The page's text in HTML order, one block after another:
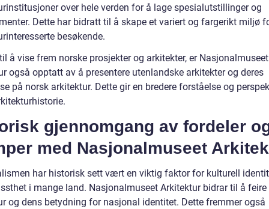
over hele verden for å lage spesialutstillinger og
Dette har bidratt til å skape et variert og fargerikt miljø
besøkende.
å vise frem norske prosjekter og arkitekter, er Nasjonalmuseet
også opptatt av å presentere utenlandske arkitekter og deres
på norsk arkitektur. Dette gir en bredere forståelse og
gjennomgang av fordeler
med Nasjonalmuseet
har historisk sett vært en viktig faktor for kulturell
i mange land. Nasjonalmuseet Arkitektur bidrar til å feire
og dens betydning for nasjonal identitet. Dette fremmer også